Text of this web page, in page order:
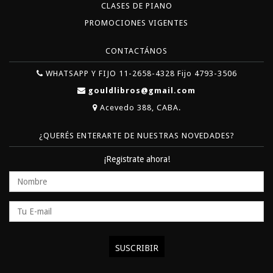
CLASES DE PIANO
PROMOCIONES VIGENTES
CONTACTÁNOS
WHATSAPP Y FIJO 11-2658-4328 Fijo 4793-3506
gouldlibros@gmail.com
Acevedo 388, CABA.
¿QUERÉS ENTERARTE DE NUESTRAS NOVEDADES?
¡Registrate ahora!